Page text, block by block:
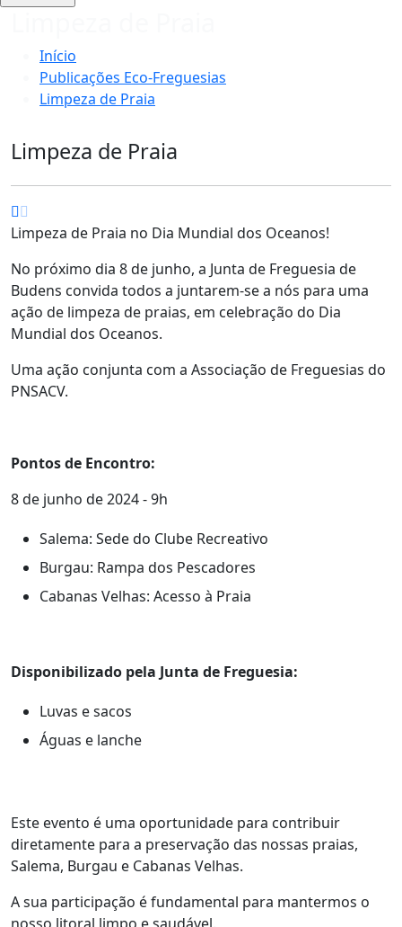
Início
Publicações Eco-Freguesias
Limpeza de Praia
Limpeza de Praia
Limpeza de Praia no Dia Mundial dos Oceanos!
No próximo dia 8 de junho, a Junta de Freguesia de
Budens convida todos a juntarem-se a nós para uma
ação de limpeza de praias, em celebração do Dia
Mundial dos Oceanos.
Uma ação conjunta com a Associação de Freguesias do
PNSACV.
Pontos de Encontro:
8 de junho de 2024 - 9h
Salema: Sede do Clube Recreativo
Burgau: Rampa dos Pescadores
Cabanas Velhas: Acesso à Praia
Disponibilizado pela Junta de Freguesia:
Luvas e sacos
Águas e lanche
Este evento é uma oportunidade para contribuir
diretamente para a preservação das nossas praias,
Salema, Burgau e Cabanas Velhas.
A sua participação é fundamental para mantermos o